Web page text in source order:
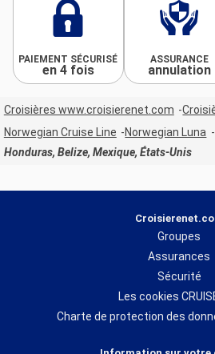
PAIEMENT SÉCURISÉ
en 4 fois
ASSURANCE
annulation
Croisières www.croisierenet.com
Norwegian Cruise Line
Norwegian Luna
Honduras, Belize, Mexique, États-Unis
Groupes
Assurances
Sécurité
Les cookies
Charte de protection des